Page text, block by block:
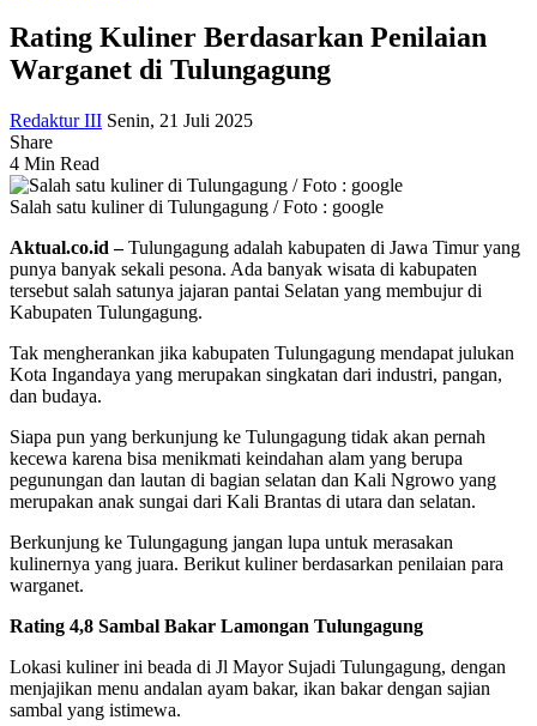
Rating Kuliner Berdasarkan Penilaian
Warganet di Tulungagung
Redaktur III Senin, 21 Juli 2025
Share
4 Min Read
Salah satu kuliner di Tulungagung / Foto : google
Aktual.co.id –Tulungagung adalah kabupaten di Jawa Timur yang
punya banyak sekali pesona. Ada banyak wisata di kabupaten
tersebut salah satunya jajaran pantai Selatan yang membujur di
Kabupaten Tulungagung.
Tak mengherankan jika kabupaten Tulungagung mendapat julukan
Kota Ingandaya yang merupakan singkatan dari industri, pangan,
dan budaya.
Siapa pun yang berkunjung ke Tulungagung tidak akan pernah
kecewa karena bisa menikmati keindahan alam yang berupa
pegunungan dan lautan di bagian selatan dan Kali Ngrowo yang
merupakan anak sungai dari Kali Brantas di utara dan selatan.
Berkunjung ke Tulungagung jangan lupa untuk merasakan
kulinernya yang juara. Berikut kuliner berdasarkan penilaian para
warganet.
Rating 4,8 Sambal Bakar Lamongan Tulungagung
Lokasi kuliner ini beada di Jl Mayor Sujadi Tulungagung, dengan
menjajikan menu andalan ayam bakar, ikan bakar dengan sajian
sambal yang istimewa.